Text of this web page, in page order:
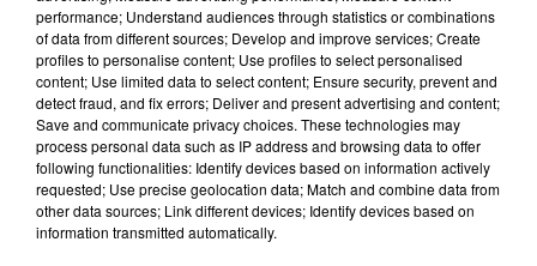
SHAKIRA FEAT. BURNA BOY
Dai Dai
OLIVIA RODRIGO
Stupid Song
performance; Understand audiences through statistics or combinations
of data from different sources; Develop and improve services; Create
profiles to personalise content; Use profiles to select personalised
content; Use limited data to select content; Ensure security, prevent and
detect fraud, and fix errors; Deliver and present advertising and content;
Save and communicate privacy choices. These technologies may
process personal data such as IP address and browsing data to offer
following functionalities: Identify devices based on information actively
requested; Use precise geolocation data; Match and combine data from
other data sources; Link different devices; Identify devices based on
information transmitted automatically.